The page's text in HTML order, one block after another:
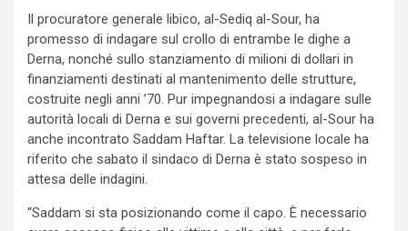
Il procuratore generale libico, al-Sediq al-Sour, ha
promesso di indagare sul crollo di entrambe le dighe a
Derna, nonché sullo stanziamento di milioni di dollari in
finanziamenti destinati al mantenimento delle strutture,
costruite negli anni ’70. Pur impegnandosi a indagare sulle
autorità locali di Derna e sui governi precedenti, al-Sour ha
anche incontrato Saddam Haftar. La televisione locale ha
riferito che sabato il sindaco di Derna è stato sospeso in
attesa delle indagini.
“Saddam si sta posizionando come il capo. È necessario